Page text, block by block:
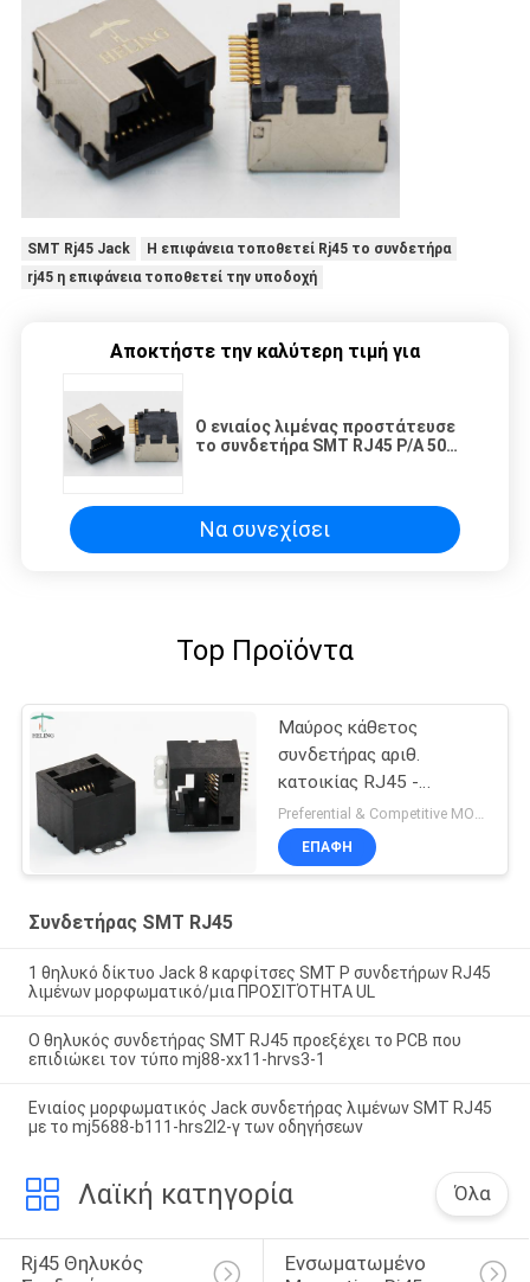
SMT Rj45 Jack
Η επιφάνεια τοποθετεί Rj45 το συνδετήρα
rj45 η επιφάνεια τοποθετεί την υποδοχή
Αποκτήστε την καλύτερη τιμή για
Ο ενιαίος λιμένας προστάτευσε
το συνδετήρα SMT RJ45 Ρ/Α 50
Να συνεχίσει
Top Προϊόντα
Μαύρος κάθετος
συνδετήρας αριθ.
κατοικίας RJ45 -
προστατευτικό κάλυμμα
Shell για τις πλήμνες/
δρομολογητής
Preferential & Competitive MOQ:2000
ΕΠΑΦΉ
Συνδετήρας SMT RJ45
1 θηλυκό δίκτυο Jack 8 καρφίτσες SMT Ρ συνδετήρων RJ45
λιμένων μορφωματικό/μια ΠΡΟΣΙΤΌΤΗΤΑ UL
Ο θηλυκός συνδετήρας SMT RJ45 προεξέχει το PCB που
επιδιώκει τον τύπο mj88-xx11-hrvs3-1
Ενιαίος μορφωματικός Jack συνδετήρας λιμένων SMT RJ45
με το mj5688-b111-hrs2l2-γ των οδηγήσεων
Λαϊκή κατηγορία Όλα
Rj45 Θηλυκός
Ενσωματωμένο